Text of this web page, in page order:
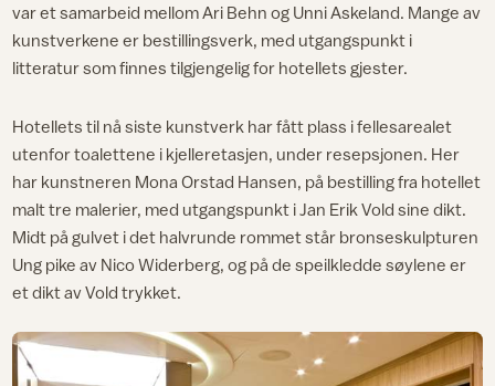
var et samarbeid mellom Ari Behn og Unni Askeland. Mange av
kunstverkene er bestillingsverk, med utgangspunkt i
litteratur som finnes tilgjengelig for hotellets gjester.
Hotellets til nå siste kunstverk har fått plass i fellesarealet
utenfor toalettene i kjelleretasjen, under resepsjonen. Her
har kunstneren Mona Orstad Hansen, på bestilling fra hotellet
malt tre malerier, med utgangspunkt i Jan Erik Vold sine dikt.
Midt på gulvet i det halvrunde rommet står bronseskulpturen
Ung pike av Nico Widerberg, og på de speilkledde søylene er
et dikt av Vold trykket.